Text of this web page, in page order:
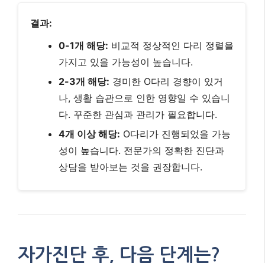
결과:
0-1개 해당: 비교적 정상적인 다리 정렬을
가지고 있을 가능성이 높습니다.
2-3개 해당: 경미한 O다리 경향이 있거
나, 생활 습관으로 인한 영향일 수 있습니
다. 꾸준한 관심과 관리가 필요합니다.
4개 이상 해당: O다리가 진행되었을 가능
성이 높습니다. 전문가의 정확한 진단과
상담을 받아보는 것을 권장합니다.
자가진단 후, 다음 단계는?